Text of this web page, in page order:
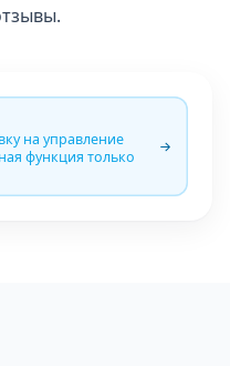
на управление
функция только